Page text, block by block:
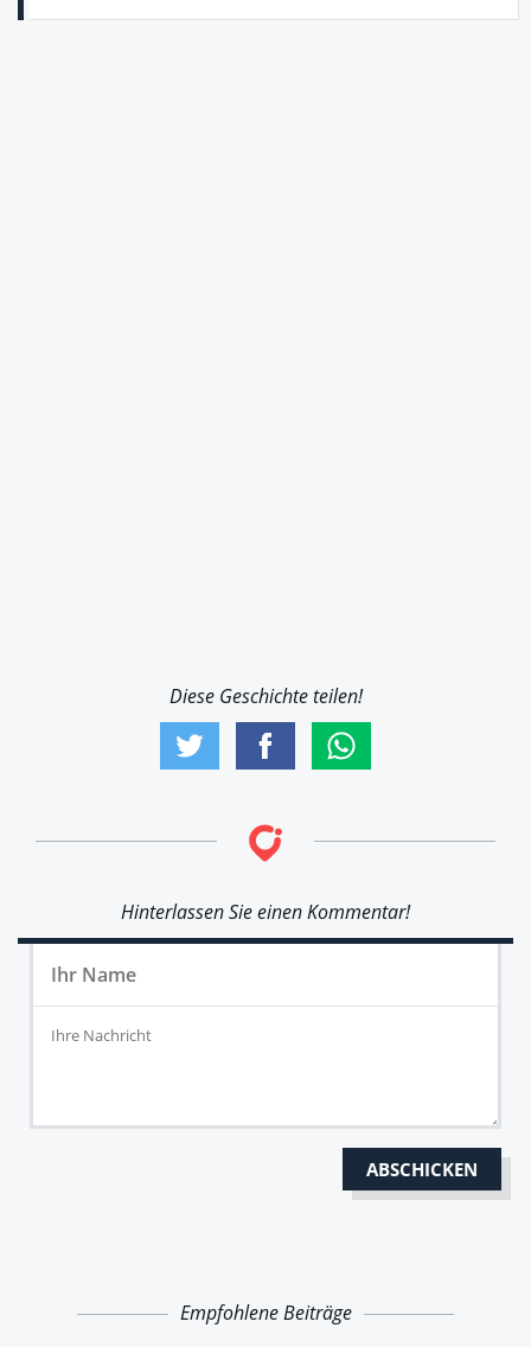
Diese Geschichte teilen!
Hinterlassen Sie einen Kommentar!
Empfohlene Beiträge